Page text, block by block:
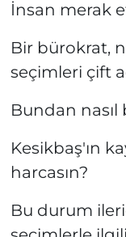
İnsan merak
Bir bürokrat,
seçimleri çift
Bundan nasıl
Kesikbaş'ın
harcasın?
Bu durum